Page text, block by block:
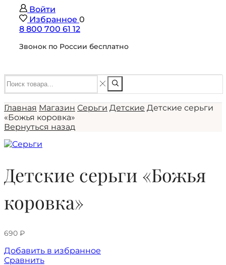
Войти
Избранное 0
8 800 700 61 12
Звонок по России бесплатно
Главная Магазин Серьги Детские Детские серьги
«Божья коровка»
Вернуться назад
Детские серьги «Божья
коровка»
690 ₽
Добавить в избранное
Сравнить